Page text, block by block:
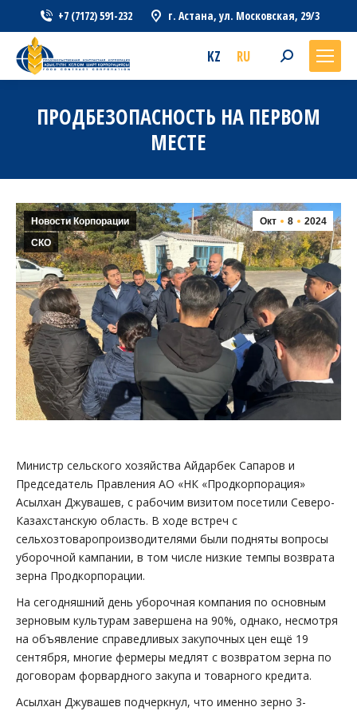
+7 (7172) 591-232 г. Астана, ул. Московская, 29/3
KZ RU Search:
ПРОДБЕЗОПАСНОСТЬ НА ПЕРВОМ
МЕСТЕ
Окт 8 2024
Новости Корпорации
СКО
Министр сельского хозяйства Айдарбек Сапаров и
Председатель Правления АО «НК «Продкорпорация»
Асылхан Джувашев, с рабочим визитом посетили Северо-
Казахстанскую область. В ходе встреч с
сельхозтоваропроизводителями были подняты вопросы
уборочной кампании, в том числе низкие темпы возврата
зерна Продкорпорации.
На сегодняшний день уборочная компания по основным
зерновым культурам завершена на 90%, однако, несмотря
на объявление справедливых закупочных цен ещё 19
сентября, многие фермеры медлят с возвратом зерна по
договорам форвардного закупа и товарного кредита.
Асылхан Джувашев подчеркнул, что именно зерно 3-